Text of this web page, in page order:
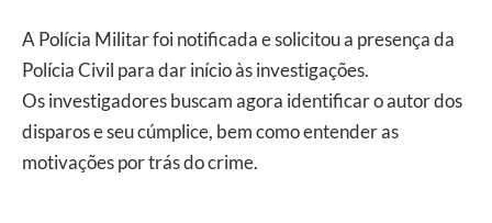
A Polícia Militar foi notificada e solicitou a presença da
Polícia Civil para dar início às investigações.
Os investigadores buscam agora identificar o autor dos
disparos e seu cúmplice, bem como entender as
motivações por trás do crime.